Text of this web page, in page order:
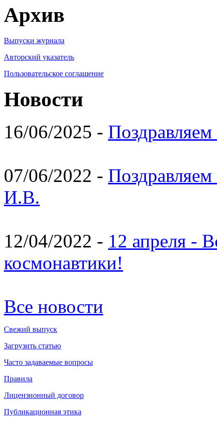
Архив
Выпуски журнала
Авторский указатель
Пользовательское соглашение
Новости
16/06/2025 -
07/06/2022 -
И.В.
12/04/2022 - 12 апреля -
космонавтики!
Все новости
Свежий выпуск
Загрузить статью
Часто задаваемые вопросы
Правила
Лицензионный договор
Публикационная этика